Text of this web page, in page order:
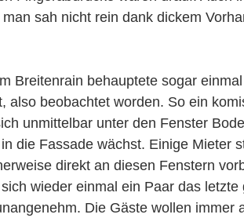
sah nicht rein dank dickem
Breitenrain behauptete sogar
also beobachtet worden. So ein
unmittelbar unter den Fenster
die Fassade wächst. Einige Mieter
direkt an diesen Fenstern
wieder einmal ein Paar das
Die Gäste wollen immer